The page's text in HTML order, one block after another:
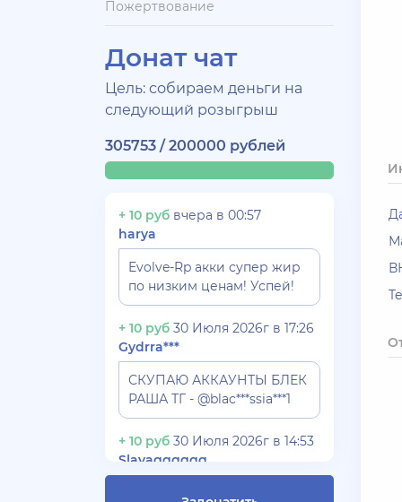
Пожертвование
Донат чат
Цель: собираем деньги на
следующий розыгрыш
305753 / 200000 рублей
+ 10 руб вчера в 00:57
harya
Evolve-Rp акки супер жир
по низким ценам! Успей!
+ 10 руб 30 Июля 2026г в 17:26
Gydrra***
СКУПАЮ АККАУНТЫ БЛЕК
РАША ТГ - @blac***ssia***1
+ 10 руб 30 Июля 2026г в 14:53
Slavagggggg